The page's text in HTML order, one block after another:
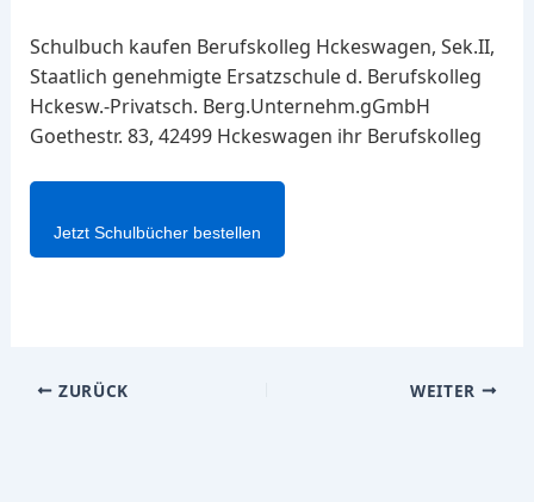
Schulbuch kaufen Berufskolleg Hckeswagen, Sek.II,
Staatlich genehmigte Ersatzschule d. Berufskolleg
Hckesw.-Privatsch. Berg.Unternehm.gGmbH
Goethestr. 83, 42499 Hckeswagen ihr Berufskolleg
Jetzt Schulbücher bestellen
ZURÜCK WEITER